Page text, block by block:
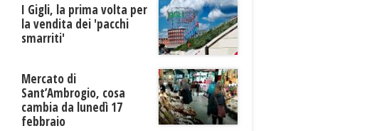
I Gigli, la prima volta per
la vendita dei 'pacchi
smarriti'
Mercato di
Sant’Ambrogio, cosa
cambia da lunedì 17
febbraio